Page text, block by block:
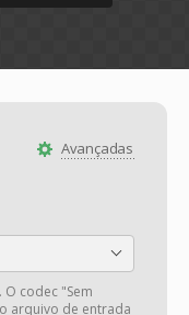
Avançadas
codec "Sem
arquivo de entrada